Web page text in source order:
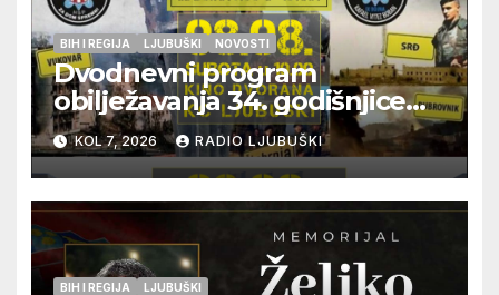
BIH I REGIJA LJUBUŠKI NOVOSTI
Dvodnevni program
obilježavanja 34. godišnjice
pogibije generala Blaža
Kraljevića i osmorice
pripadnika HOS-a
KOL 7, 2026 RADIO LJUBUŠKI
BIH I REGIJA LJUBUŠKI